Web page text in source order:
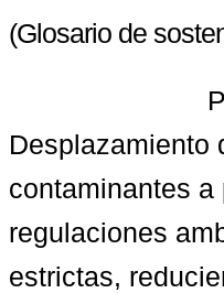
(Glosario de
Desplazamiento
contaminantes a
regulaciones
estrictas,